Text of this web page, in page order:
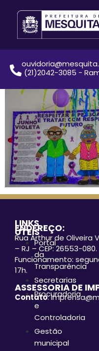
(21)2042-3085 -
LINKS
ÚTEIS
Portal
da
Transparência
Secretarias
Procuradoria
e
Controladoria
Gestão
municipal
ENDEREÇO:
Rua Arthur de Oliveira
– RJ – CEP: 26553-080.
Funcionamento:
17h.
ASSESSORIA DE
Contato: